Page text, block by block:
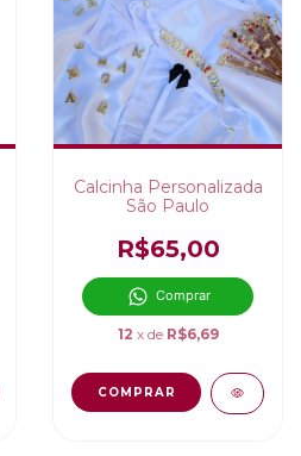
Calcinha Personalizada
São Paulo
R$65,00
Comprar
12 x de R$6,69